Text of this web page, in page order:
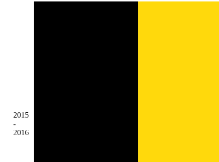
2015
-
2016